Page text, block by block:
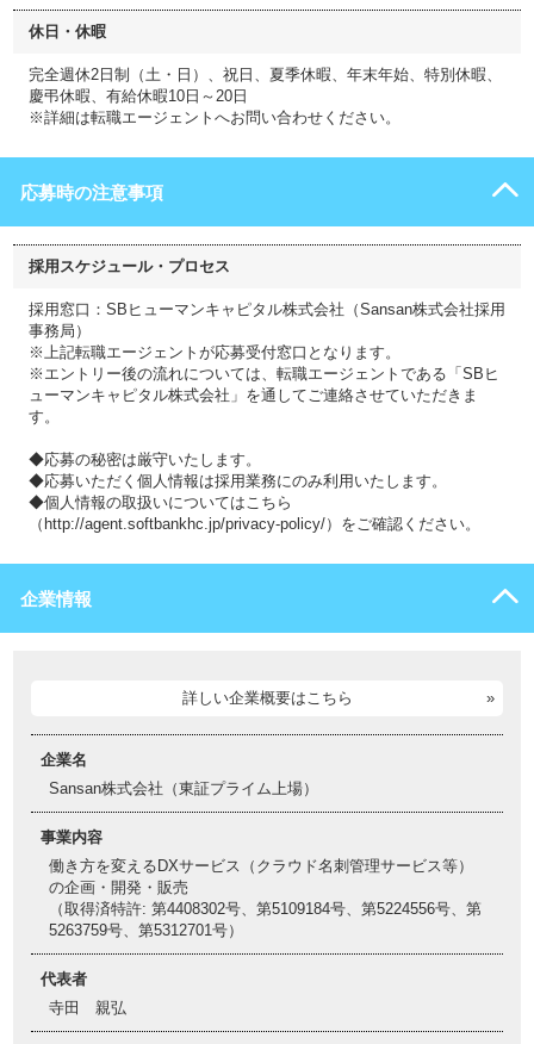
休日・休暇
完全週休2日制（土・日）、祝日、夏季休暇、年末年始、特別休暇、
慶弔休暇、有給休暇10日～20日
※詳細は転職エージェントへお問い合わせください。
応募時の注意事項
採用スケジュール・プロセス
採用窓口：SBヒューマンキャピタル株式会社（Sansan株式会社採用
事務局）
※上記転職エージェントが応募受付窓口となります。
※エントリー後の流れについては、転職エージェントである「SBヒ
ューマンキャピタル株式会社」を通してご連絡させていただきま
す。
◆応募の秘密は厳守いたします。
◆応募いただく個人情報は採用業務にのみ利用いたします。
◆個人情報の取扱いについてはこちら
（http://agent.softbankhc.jp/privacy-policy/）をご確認ください。
企業情報
詳しい企業概要はこちら
企業名
Sansan株式会社（東証プライム上場）
事業内容
働き方を変えるDXサービス（クラウド名刺管理サービス等）
の企画・開発・販売
（取得済特許: 第4408302号、第5109184号、第5224556号、第
5263759号、第5312701号）
代表者
寺田 親弘